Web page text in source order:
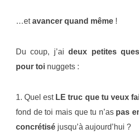
…etavancer quand même !
Du coup, j’aideux petites
pour toi nuggets :
1. Quel est LE truc que tu veux
fond de toi mais que tu n’as pas
concrétisé jusqu’à aujourd’hui ?